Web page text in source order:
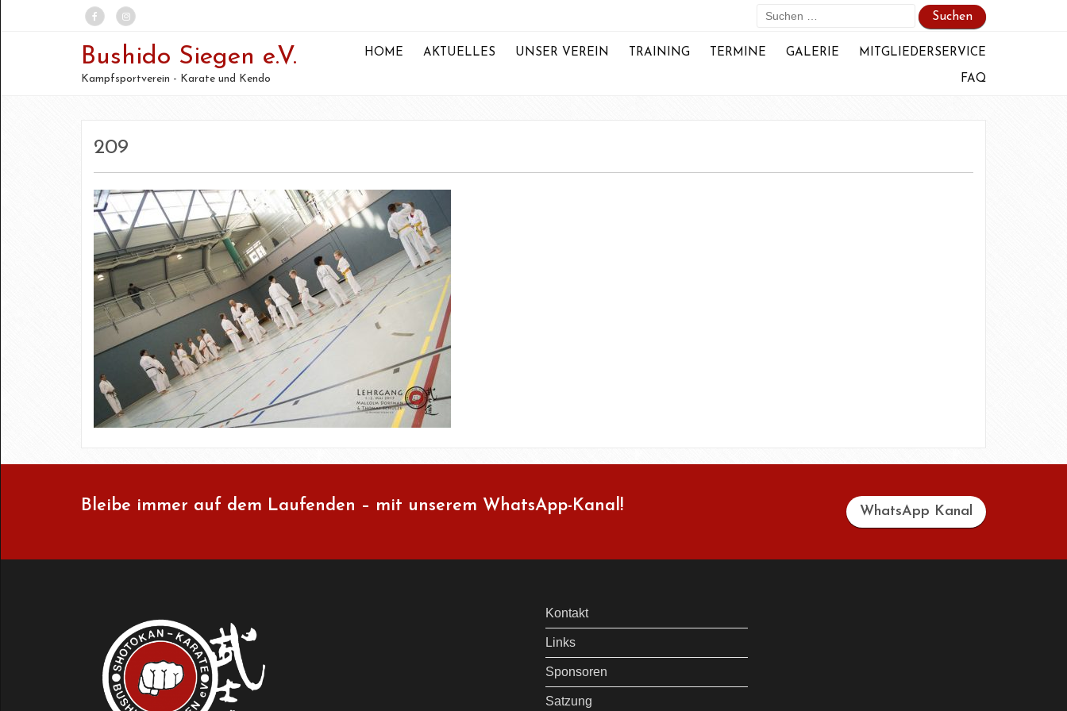
Suchen
nach:
Bushido Siegen e.V.
Kampfsportverein - Karate und Kendo
HOME AKTUELLES UNSER VEREIN TRAINING TERMINE GALERIE MITGLIEDERSERVICE
FAQ
209
Bleibe immer auf dem Laufenden – mit unserem WhatsApp-Kanal! WhatsApp Kanal
Kontakt
Links
Sponsoren
Satzung